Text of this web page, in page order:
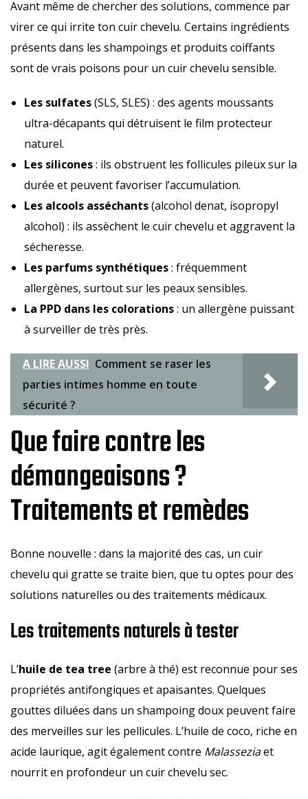
Avant même de chercher des solutions, commence par
virer ce qui irrite ton cuir chevelu. Certains ingrédients
présents dans les shampoings et produits coiffants
sont de vrais poisons pour un cuir chevelu sensible.
Les sulfates(SLS, SLES) : des agents moussants
ultra-décapants qui détruisent le film protecteur
naturel.
Les silicones: ils obstruent les follicules pileux sur la
durée et peuvent favoriser l’accumulation.
Les alcools asséchants(alcohol denat, isopropyl
alcohol) : ils assèchent le cuir chevelu et aggravent la
sécheresse.
Les parfums synthétiques: fréquemment
allergènes, surtout sur les peaux sensibles.
La PPD dans les colorations: un allergène puissant
à surveiller de très près.
A LIRE AUSSI Comment se raser les
parties intimes homme en toute
sécurité ?
Que faire contre les
démangeaisons ?
Traitements et remèdes
Bonne nouvelle : dans la majorité des cas, un cuir
chevelu qui gratte se traite bien, que tu optes pour des
solutions naturelles ou des traitements médicaux.
Les traitements naturels à tester
L’huile de tea tree (arbre à thé) est reconnue pour ses
propriétés antifongiques et apaisantes. Quelques
gouttes diluées dans un shampoing doux peuvent faire
des merveilles sur les pellicules. L’huile de coco, riche en
acide laurique, agit également contre Malasseziaet
nourrit en profondeur un cuir chevelu sec.